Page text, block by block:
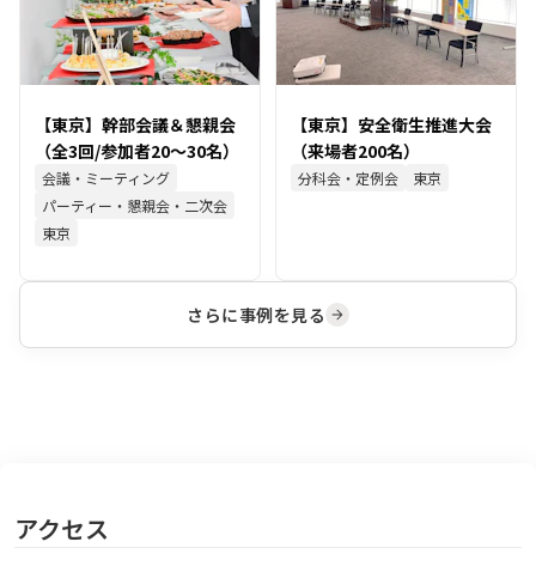
【東京】幹部会議＆懇親会
（全3回/参加者20～30名）
会議・ミーティング
パーティー・懇親会・二次会
東京
【東京】安全衛生推進大会
（来場者200名）
分科会・定例会 東京
さらに事例を見る
アクセス